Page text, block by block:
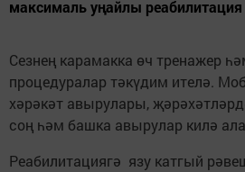
максималь уңайлы
Сезнең карамакка өч тренажер
процедуралар тәкүдим ителә.
хәрәкәт авырулары,
соң һәм башка авырулар килә
Реабилитациягә язу катгый